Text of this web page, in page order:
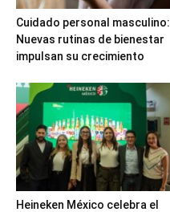
Cuidado personal masculino:
Nuevas rutinas de bienestar
impulsan su crecimiento
Heineken México celebra el